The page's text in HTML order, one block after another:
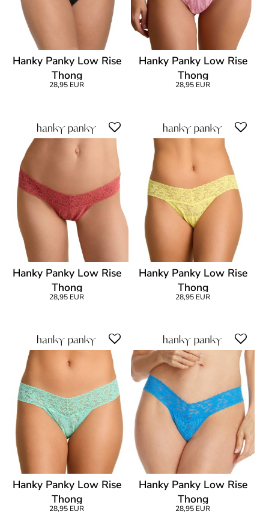
Hanky Panky Low Rise
Thong
28,95 EUR
Hanky Panky Low Rise
Thong
28,95 EUR
Hanky Panky Low Rise
Thong
28,95 EUR
Hanky Panky Low Rise
Thong
28,95 EUR
Hanky Panky Low Rise
Thong
28,95 EUR
Hanky Panky Low Rise
Thong
28,95 EUR